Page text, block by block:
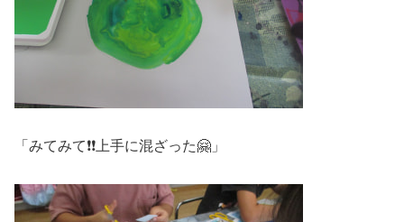
「みてみて❗❗上手に混ざった🤗」